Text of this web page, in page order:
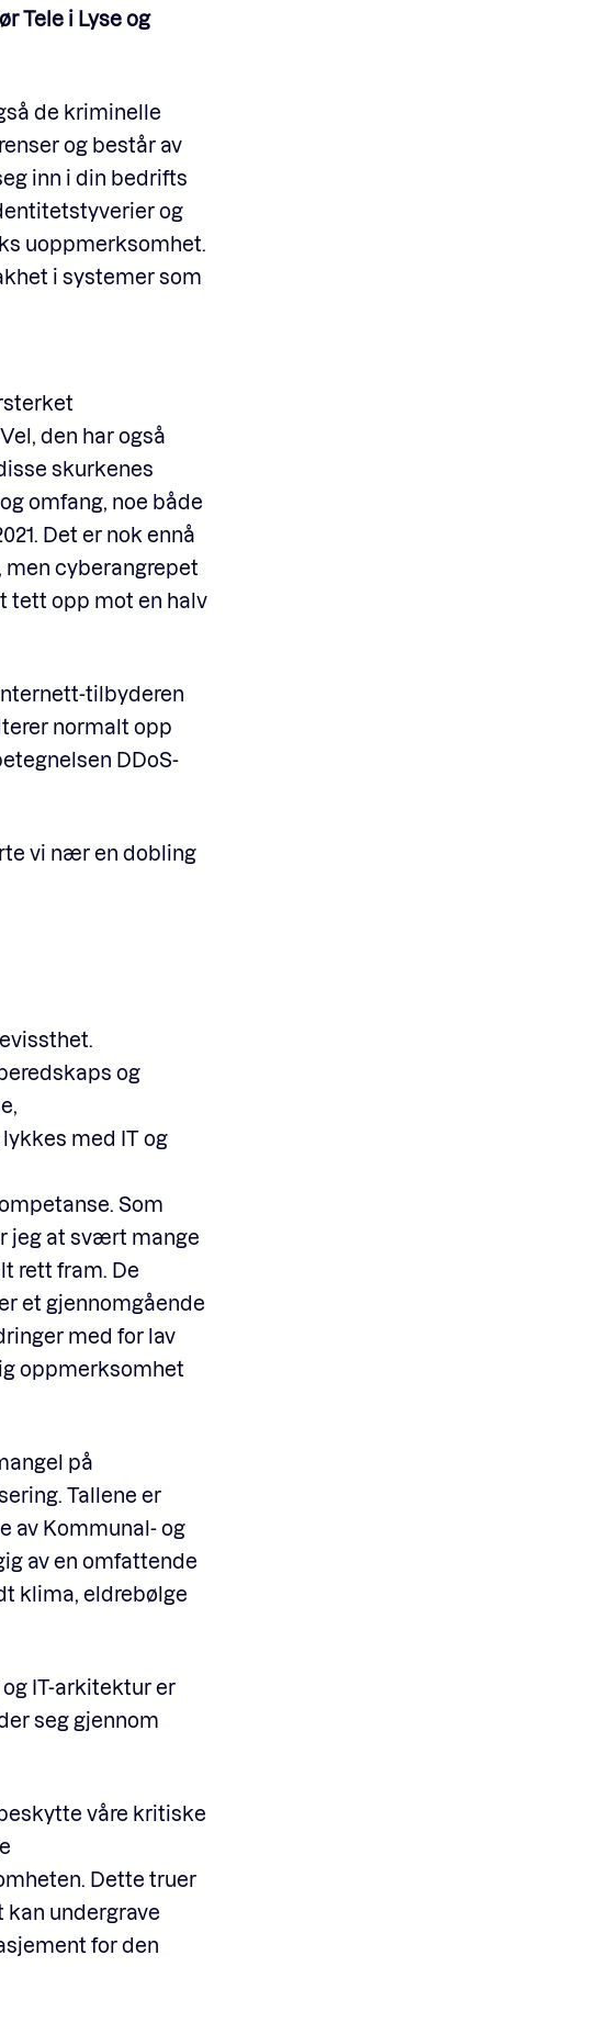
Tele i Lyse og
de kriminelle
og består av
inn i din bedrifts
og
uoppmerksomhet.
i systemer som
den har også
skurkenes
omfang, noe både
Det er nok ennå
men cyberangrepet
tett opp mot en halv
tilbyderen
normalt opp
DDoS-
vi nær en dobling
og
med IT og
Som
jeg at svært mange
rett fram. De
et gjennomgående
med for lav
oppmerksomhet
på
Tallene er
av Kommunal- og
av en omfattende
klima, eldrebølge
IT-arkitektur er
seg gjennom
våre kritiske
Dette truer
kan undergrave
for den